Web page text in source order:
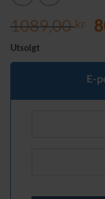
1089,00kr
Utsolgt
E-